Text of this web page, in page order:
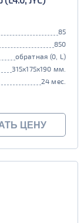
85
850
обратная (0, L)
315x175x190 мм.
24 мес.
ЦЕНУ